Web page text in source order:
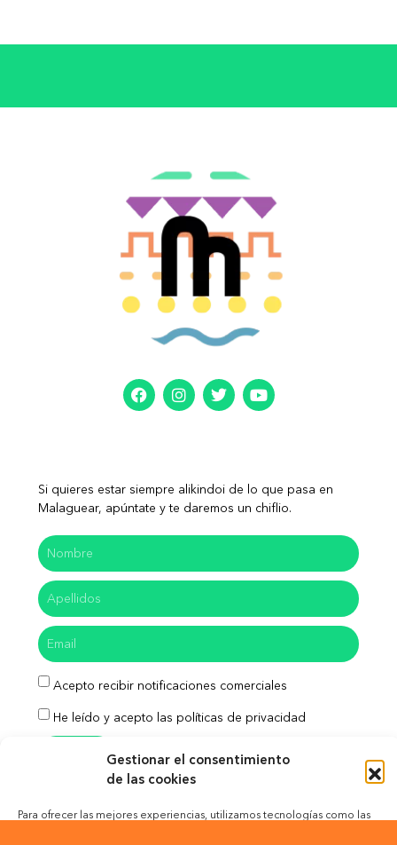
Gestionar el consentimiento
de las cookies
Para ofrecer las mejores experiencias, utilizamos tecnologías como las
Si quieres estar siempre alikindoi de lo que pasa en
Malaguear, apúntate y te daremos un chiflio.
Acepto recibir notificaciones comerciales
He leído y acepto las políticas de privacidad